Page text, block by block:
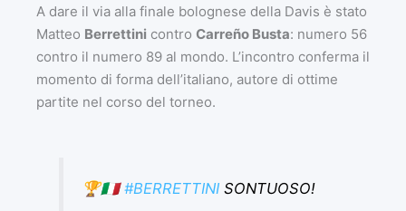
A dare il via alla finale bolognese della Davis è stato
Matteo Berrettini contro Carreño Busta: numero 56
contro il numero 89 al mondo. L’incontro conferma il
momento di forma dell’italiano, autore di ottime
partite nel corso del torneo.
🏆🇮🇹#BERRETTINISONTUOSO!